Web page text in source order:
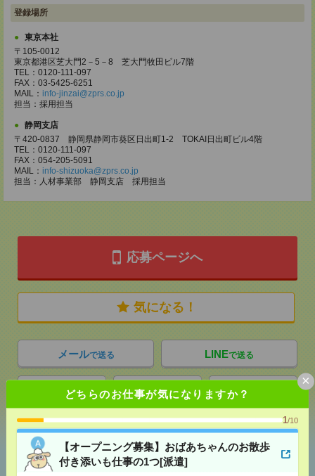
どちらのお仕事が気になりますか？
1/10
【オープニング募集】おばあちゃんのお散歩
付き添いも仕事の1つ[派遣]
×
登録場所
東京本社
〒105-0012
東京都港区芝大門2－5－8 芝大門牧田ビル7階
TEL：0120-111-097
FAX：03-5425-6251
MAIL： info-jinzai@zprs.co.jp
担当：採用担当
静岡支店
〒420-0837 静岡県静岡市葵区日出町1-2 TOKAI日出町ビル4階
TEL：0120-111-097
FAX：054-205-5091
MAIL： info-shizuoka@zprs.co.jp
担当：人材事業部 静岡支店 採用担当
応募ページへ
気になる！
メールで送る LINEで送る
シェア ツイート ブックマーク
あなたの閲覧履歴からの
おすすめ